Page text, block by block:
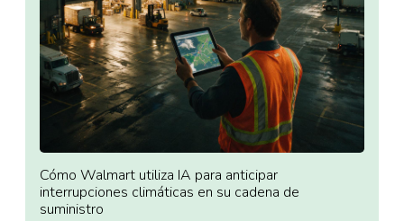
Cómo Walmart utiliza IA para anticipar
interrupciones climáticas en su cadena de
suministro